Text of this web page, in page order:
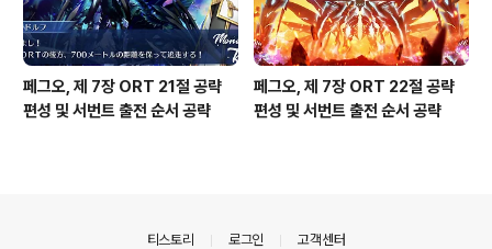
페그오, 제 7장 ORT 21절 공략
편성 및 서번트 출전 순서 공략
페그오, 제 7장 ORT 22절 공략
편성 및 서번트 출전 순서 공략
티스토리 로그인 고객센터